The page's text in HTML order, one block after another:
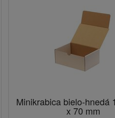
Minikrabica bielo-hnedá
x 70 mm